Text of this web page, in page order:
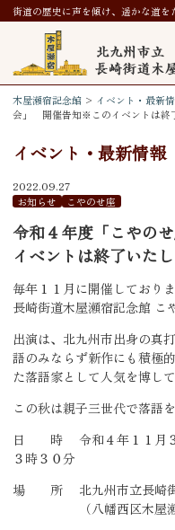
街道の歴史に声を傾け、遥かな道を
木屋瀬宿記念館 > イベント・最新
会」 開催告知※このイベントは終
イベント・最新情報
2022.09.27
お知らせ こやのせ座
令和４年度「こやの
イベントは終了いたし
毎年１１月に開催しており
長崎街道木屋瀬宿記念館 こ
出演は、北九州市出身の真
語のみならず新作にも積極
た落語家として人気を博して
この秋は親子三世代で落語
日 時 令和４年１１月３
３時３０分
場 所 北九州市立長崎街
（八幡西区木屋瀬三